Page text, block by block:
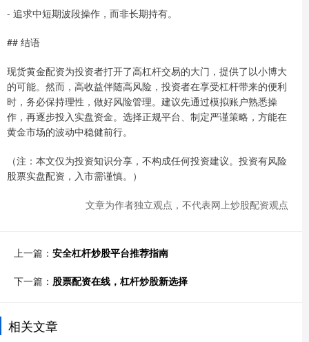
- 追求中短期波段操作，而非长期持有。
## 结语
现货黄金配资为投资者打开了高杠杆交易的大门，提供了以小博大
的可能。然而，高收益伴随高风险，投资者在享受杠杆带来的便利
时，务必保持理性，做好风险管理。建议先通过模拟账户熟悉操
作，再逐步投入实盘资金。选择正规平台、制定严谨策略，方能在
黄金市场的波动中稳健前行。
（注：本文仅为投资知识分享，不构成任何投资建议。投资有风险
股票实盘配资，入市需谨慎。）
文章为作者独立观点，不代表网上炒股配资观点
上一篇： 安全杠杆炒股平台推荐指南
下一篇： 股票配资在线，杠杆炒股新选择
相关文章